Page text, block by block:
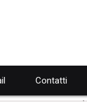
Contatti